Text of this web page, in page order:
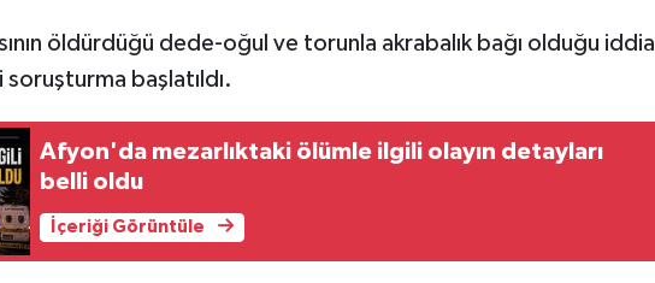
öldürdüğü dede-oğul ve torunla akrabalık bağı olduğu iddia
başlatıldı.
Afyon'da mezarlıktaki ölümle ilgili olayın detayları
belli oldu
İçeriği Görüntüle